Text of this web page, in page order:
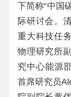
下简称“中国
际研讨会。
重大科技任
物理研究所
究中心能源
首席研究员